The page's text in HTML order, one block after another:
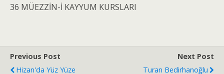
36 MÜEZZİN-İ KAYYUM KURSLARI
Previous Post
Hizan'da Yüz Yüze
Next Post
Turan Bedirhanoğlu